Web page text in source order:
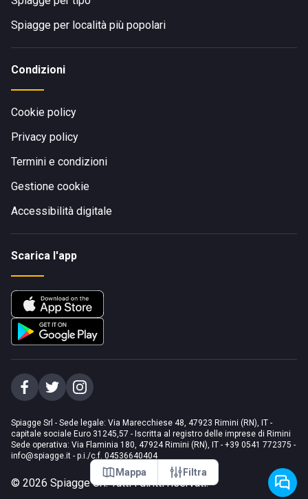
Mappa Filtra
Spiagge per località più popolari
Condizioni
Cookie policy
Privacy policy
Termini e condizioni
Gestione cookie
Accessibilità digitale
Scarica l'app
Spiagge Srl - Sede legale: Via Marecchiese 48, 47923 Rimini (RN), IT -
capitale sociale Euro 31245,57 - Iscritta al registro delle imprese di Rimini
Sede operativa: Via Flaminia 180, 47924 Rimini (RN), IT - +39 0541 772375 -
info@spiagge.it - p.i./c.f. 04536640404
© 2026 Spiagge Srl. Tutti i diritti riservati.